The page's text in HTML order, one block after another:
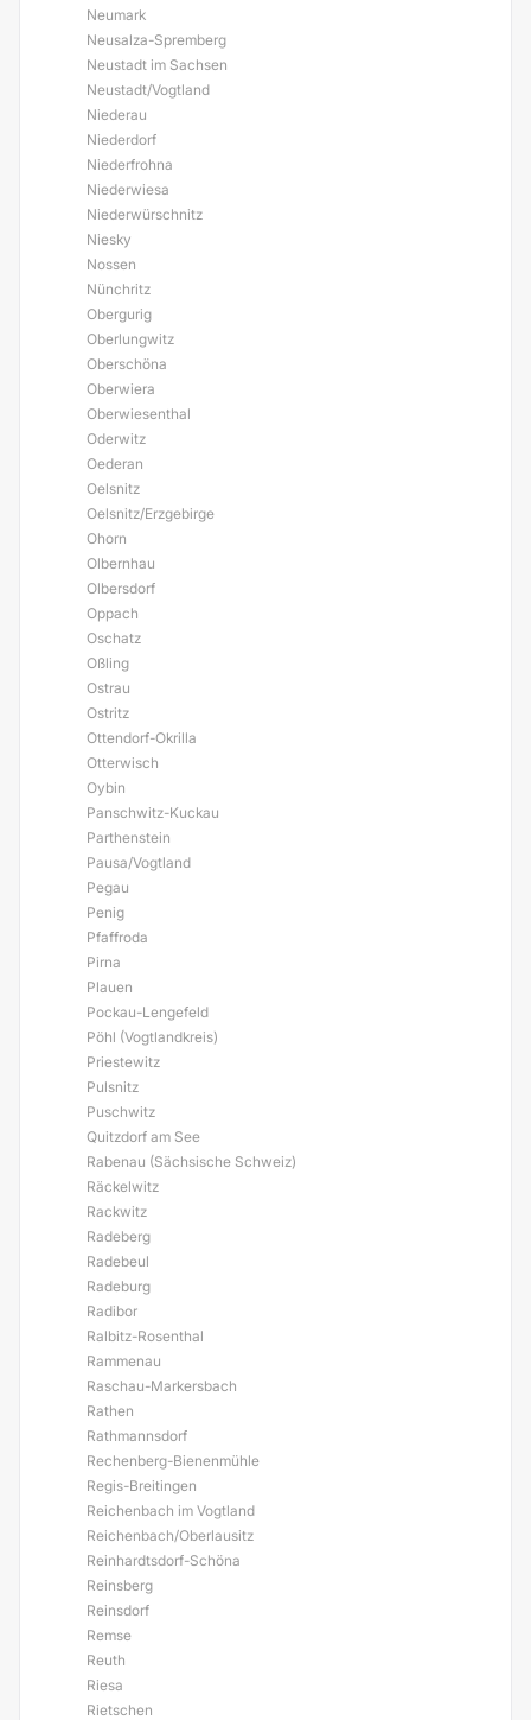
Neumark
Neusalza-Spremberg
Neustadt im Sachsen
Neustadt/Vogtland
Niederau
Niederdorf
Niederfrohna
Niederwiesa
Niederwürschnitz
Niesky
Nossen
Nünchritz
Obergurig
Oberlungwitz
Oberschöna
Oberwiera
Oberwiesenthal
Oderwitz
Oederan
Oelsnitz
Oelsnitz/Erzgebirge
Ohorn
Olbernhau
Olbersdorf
Oppach
Oschatz
Oßling
Ostrau
Ostritz
Ottendorf-Okrilla
Otterwisch
Oybin
Panschwitz-Kuckau
Parthenstein
Pausa/Vogtland
Pegau
Penig
Pfaffroda
Pirna
Plauen
Pockau-Lengefeld
Pöhl (Vogtlandkreis)
Priestewitz
Pulsnitz
Puschwitz
Quitzdorf am See
Rabenau (Sächsische Schweiz)
Räckelwitz
Rackwitz
Radeberg
Radebeul
Radeburg
Radibor
Ralbitz-Rosenthal
Rammenau
Raschau-Markersbach
Rathen
Rathmannsdorf
Rechenberg-Bienenmühle
Regis-Breitingen
Reichenbach im Vogtland
Reichenbach/Oberlausitz
Reinhardtsdorf-Schöna
Reinsberg
Reinsdorf
Remse
Reuth
Riesa
Rietschen